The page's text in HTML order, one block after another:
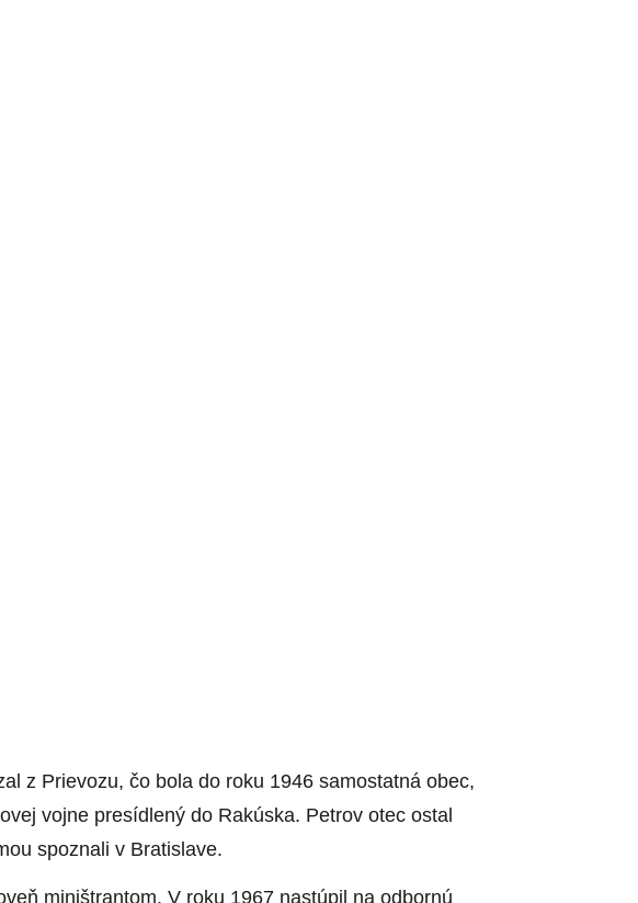
z Prievozu, čo bola do roku 1946 samostatná obec,
vojne presídlený do Rakúska. Petrov otec ostal
spoznali v Bratislave.
miništrantom. V roku 1967 nastúpil na odbornú